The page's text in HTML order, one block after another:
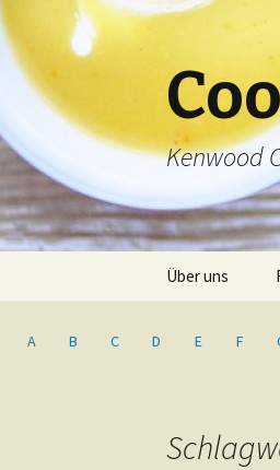
Kenwood
Springe
Über uns
A B C D E F